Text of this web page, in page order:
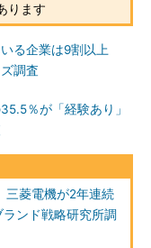
ります
る企業は9割以上
調査
％が「経験あり」
三菱電機が2年連続
ンド戦略研究所調